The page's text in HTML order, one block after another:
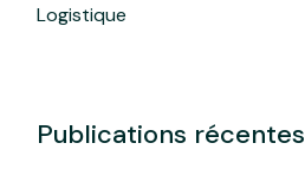
Logistique
Publications récentes